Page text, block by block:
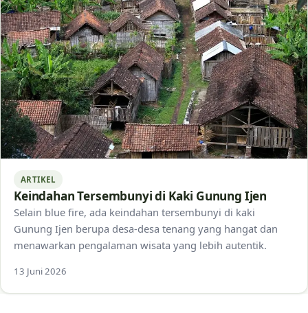
ARTIKEL
Keindahan Tersembunyi di Kaki Gunung Ijen
Selain blue fire, ada keindahan tersembunyi di kaki
Gunung Ijen berupa desa-desa tenang yang hangat dan
menawarkan pengalaman wisata yang lebih autentik.
13 Juni 2026